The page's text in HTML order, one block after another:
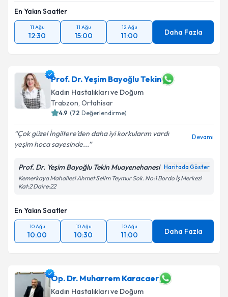
En Yakın Saatler
11 Ağu
12:30
11 Ağu
15:00
12 Ağu
11:00 Daha Fazla
Prof. Dr. Yeşim Bayoğlu Tekin
Kadın Hastalıkları ve Doğum
Trabzon, Ortahisar
4.9 (72 Değerlendirme)
Çok güzel İngiltere’den daha iyi korkularım vardı
yeşim hoca sayesinde...
Devamı
Prof. Dr. Yeşim Bayoğlu Tekin Muayenehanesi Haritada Göster
Kemerkaya Mahallesi Ahmet Selim Teymur Sok. No:1 Bordo İş Merkezi
Kat:2 Daire:22
En Yakın Saatler
10 Ağu
10:00
10 Ağu
10:30
10 Ağu
11:00 Daha Fazla
Op. Dr. Muharrem Karacaer
Kadın Hastalıkları ve Doğum